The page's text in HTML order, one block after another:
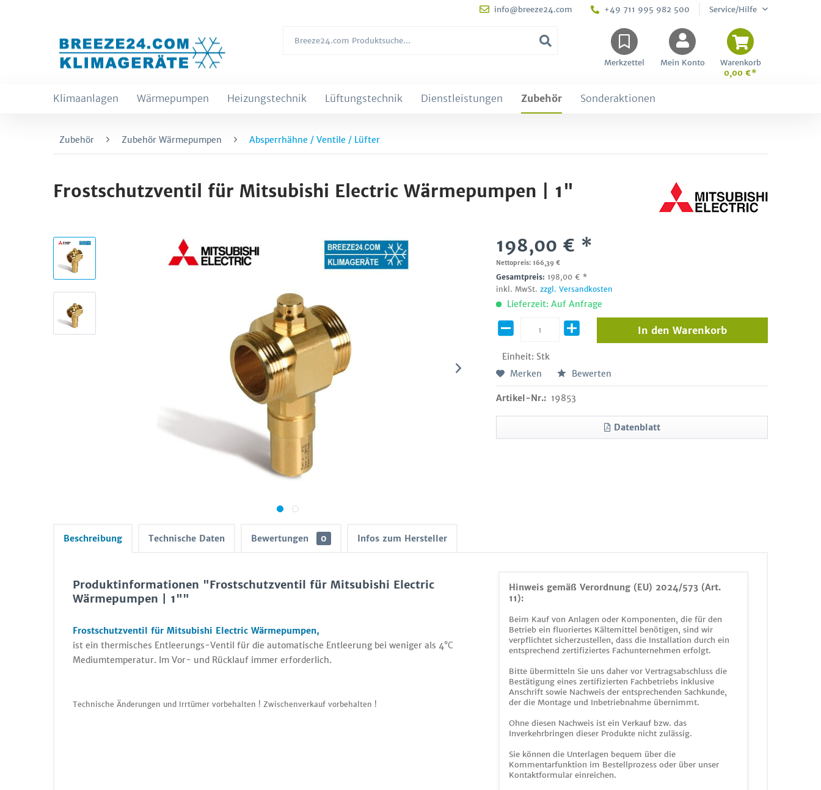
info@breeze24.com +49 711 995 982 500 Service/Hilfe
Merkzettel Mein Konto
Warenkorb
0,00 €*
Klimaanlagen Wärmepumpen Heizungstechnik Lüftungstechnik Dienstleistungen Zubehör Sonderaktionen
Zubehör Zubehör Wärmepumpen Absperrhähne / Ventile / Lüfter
Frostschutzventil für Mitsubishi Electric Wärmepumpen | 1"
198,00 € *
Nettopreis: 166,39 €
Gesamtpreis: 198,00 € *
inkl. MwSt.zzgl. Versandkosten
Lieferzeit: Auf Anfrage
Einheit: Stk
In den Warenkorb
Merken Bewerten
Artikel-Nr.: 19853
Datenblatt
Beschreibung Technische Daten Bewertungen 0 Infos zum Hersteller
Hinweis gemäß Verordnung (EU) 2024/573 (Art.
11):
Beim Kauf von Anlagen oder Komponenten, die für den
Betrieb ein fluoriertes Kältemittel benötigen, sind wir
verpflichtet sicherzustellen, dass die Installation durch ein
entsprechend zertifiziertes Fachunternehmen erfolgt.
Bitte übermitteln Sie uns daher vor Vertragsabschluss die
Bestätigung eines zertifizierten Fachbetriebs inklusive
Anschrift sowie Nachweis der entsprechenden Sachkunde,
der die Montage und Inbetriebnahme übernimmt.
Ohne diesen Nachweis ist ein Verkauf bzw. das
Inverkehrbringen dieser Produkte nicht zulässig.
Sie können die Unterlagen bequem über die
Kommentarfunktion im Bestellprozess oder über unser
Kontaktformular einreichen.
Produktinformationen "Frostschutzventil für Mitsubishi Electric
Wärmepumpen | 1""
Frostschutzventil für Mitsubishi Electric Wärmepumpen,
ist ein thermisches Entleerungs-Ventil für die automatische Entleerung bei weniger als 4°C
Mediumtemperatur. Im Vor- und Rücklauf immer erforderlich.
Technische Änderungen und Irrtümer vorbehalten ! Zwischenverkauf vorbehalten !